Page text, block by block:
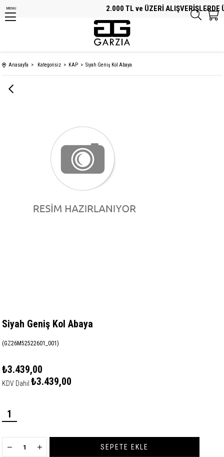
2.000 TL ve ÜZERİ ALIŞVERİŞLERDE
MENU
Anasayfa Kategorisiz KAP Siyah Geniş Kol Abaya
Siyah Geniş Kol Abaya
(GZ26M52522601_001)
₺3.439,00
KDV Dahil ₺3.439,00
1